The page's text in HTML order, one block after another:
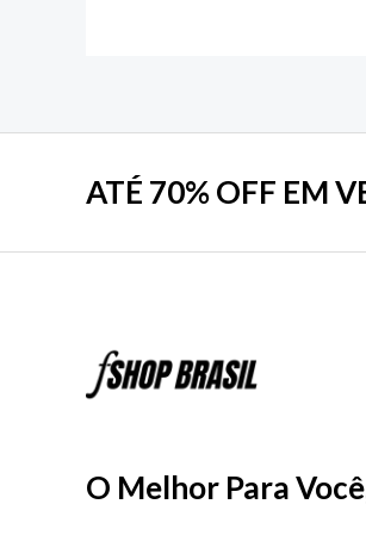
ATÉ 70% OFF EM
O Melhor Para